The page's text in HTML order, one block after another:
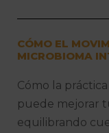
CÓMO EL
MICROBIOMA
Cómo la
puede mejorar
equilibrando